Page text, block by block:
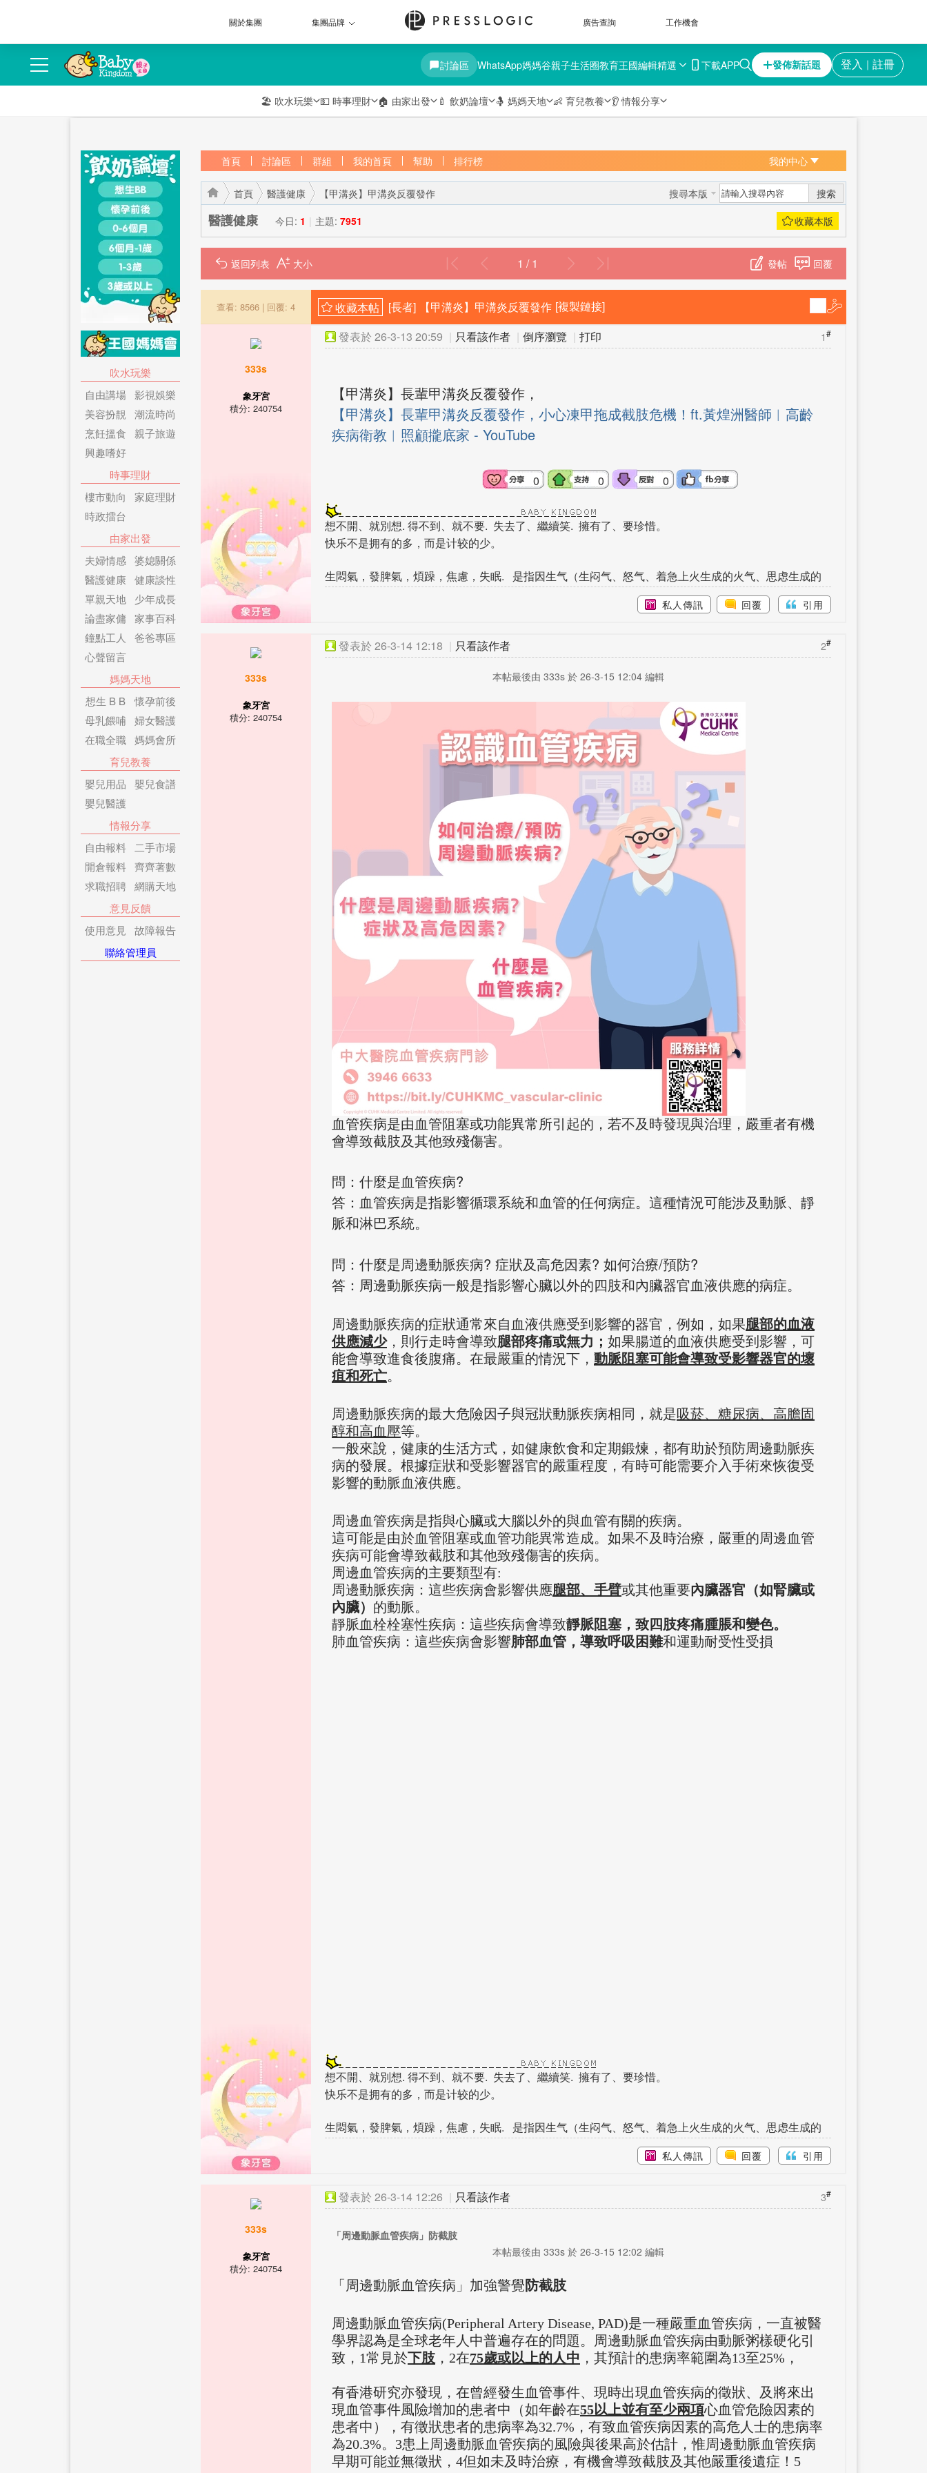
關於集團 集團品牌 廣告查詢 工作機會
討論區 WhatsApp媽媽谷親子生活圈教育王國編輯精選 下載APP 發佈新話題 登入 ｜ 註冊
🏖️ 吹水玩樂 💵 時事理財 🏠 由家出發 🍼 飲奶論壇 🤱 媽媽天地 👶 育兒教養 👂 情報分享
吹水玩樂
自由講場 影視娛樂
美容扮靚
潮流時尚
烹飪搵食
親子旅遊
興趣嗜好
時事理財
樓市動向
家庭理財
時政擂台
由家出發
夫婦情感 婆媳關係
醫護健康
健康談性
單親天地
少年成長
論盡家傭
家事百科
鐘點工人
爸爸專區
心聲留言
媽媽天地
想生 B B
懷孕前後
母乳餵哺 婦女醫護
在職全職
媽媽會所
育兒教養
嬰兒用品
嬰兒食譜
嬰兒醫護
情報分享
自由報料
二手市場
開倉報料 齊齊著數
求職招聘
網購天地
意見反饋
使用意見
故障報告
聯絡管理員
我的中心
首頁 討論區 群組 我的首頁 幫助 排行榜
搜尋本版 搜索
首頁
›
醫護健康 【甲溝炎】甲溝炎反覆發作
醫護健康 今日: 1 | 主題: 7951
回覆
發帖
返回列表 1 / 1
查看: 8566 | 回覆: 4 [長者] 【甲溝炎】甲溝炎反覆發作 [複製鏈接]
333s
象牙宮
積分: 240754
1#
發表於 26-3-13 20:59 | 只看該作者 | 倒序瀏覽 | 打印
【甲溝炎】長輩甲溝炎反覆發作，
【甲溝炎】長輩甲溝炎反覆發作，小心凍甲拖成截肢危機！ft.黃煌洲醫師︱高齡
疾病衛教︱照顧攏底家 - YouTube
0 0 0
想不開、就別想. 得不到、就不要. 失去了、繼續笑. 擁有了、要珍惜。
快乐不是拥有的多，而是计较的少。
生悶氣，發脾氣，煩躁，焦慮，失眠. 是指因生气（生闷气、怒气、着急上火生成的火气、思虑生成的
私人傳訊 回覆 引用
333s
象牙宮
積分: 240754
2#
發表於 26-3-14 12:18 | 只看該作者
本帖最後由 333s 於 26-3-15 12:04 編輯
血管疾病是由血管阻塞或功能異常所引起的，若不及時發現與治理，嚴重者有機
會導致截肢及其他致殘傷害。
問：什麼是血管疾病?
答：血管疾病是指影響循環系統和血管的任何病症。這種情況可能涉及動脈、靜
脈和淋巴系統。
問：什麼是周邊動脈疾病? 症狀及高危因素? 如何治療/預防?
答：周邊動脈疾病一般是指影響心臟以外的四肢和內臟器官血液供應的病症。
周邊動脈疾病的症狀通常來自血液供應受到影響的器官，例如，如果腿部的血液
供應減少，則行走時會導致腿部疼痛或無力 ； 如果腸道的血液供應受到影響，可
能會導致進食後腹痛。在最嚴重的情況下， 動脈阻塞可能會導致受影響器官的壞
疽和死亡。
周邊動脈疾病的最大危險因子與冠狀動脈疾病相同，就是吸菸、糖尿病、高膽固
醇和高血壓等。
一般來說，健康的生活方式，如健康飲食和定期鍛煉，都有助於預防周邊動脈疾
病的發展。根據症狀和受影響器官的嚴重程度，有時可能需要介入手術來恢復受
影響的動脈血液供應。
周邊血管疾病是指與心臟或大腦以外的與血管有關的疾病。
這可能是由於血管阻塞或血管功能異常造成。如果不及時治療，嚴重的周邊血管
疾病可能會導致截肢和其他致殘傷害的疾病。
周邊血管疾病的主要類型有:
周邊動脈疾病：這些疾病會影響供應腿部、手臂或其他重要內臟器官（如腎臟或
內臟） 的動脈。
靜脈血栓栓塞性疾病：這些疾病會導致靜脈阻塞，致四肢疼痛腫脹和變色。
肺血管疾病：這些疾病會影響肺部血管，導致呼吸困難和運動耐受性受損
想不開、就別想. 得不到、就不要. 失去了、繼續笑. 擁有了、要珍惜。
快乐不是拥有的多，而是计较的少。
生悶氣，發脾氣，煩躁，焦慮，失眠. 是指因生气（生闷气、怒气、着急上火生成的火气、思虑生成的
私人傳訊 回覆 引用
333s
象牙宮
積分: 240754
3#
發表於 26-3-14 12:26 | 只看該作者
「周邊動脈血管疾病」防截肢
本帖最後由 333s 於 26-3-15 12:02 編輯
「周邊動脈血管疾病」加強警覺防截肢
周邊動脈血管疾病(Peripheral Artery Disease, PAD)是一種嚴重血管疾病，一直被醫
學界認為是全球老年人中普遍存在的問題。 周邊動脈血管疾病由動脈粥樣硬化引
致，1常見於下肢 ，2在75歲或以上的人中 ，其預計的患病率範圍為13至25%，
有香港研究亦發現，在曾經發生血管事件、現時出現血管疾病的徵狀、及將來出
現血管事件風險增加的患者中（如年齡在55以上並有至少兩項心血管危險因素的
患者中），有徵狀患者的患病率為32.7%，有致血管疾病因素的高危人士的患病率
為20.3%。3患上周邊動脈血管疾病的風險與後果高於估計，惟周邊動脈血管疾病
早期可能並無徵狀，4但如未及時治療，有機會導致截肢及其他嚴重後遺症！5